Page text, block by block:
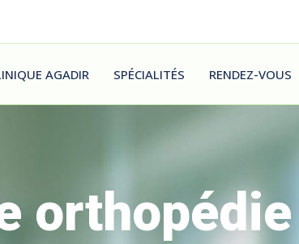
AGADIR SPÉCIALITÉS RENDEZ-VOUS
orthopédie